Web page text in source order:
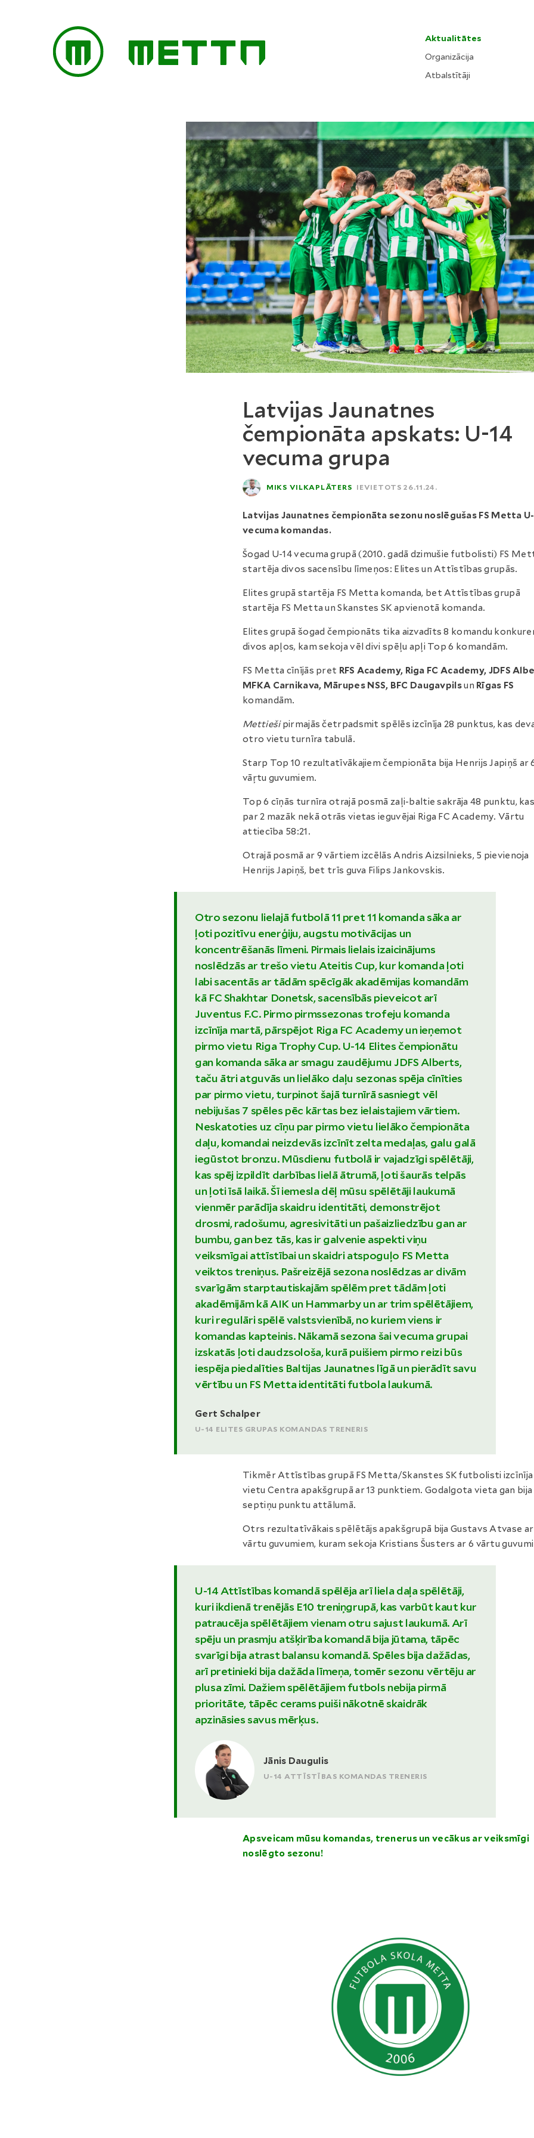
Aktualitātes
Organizācija
Atbalstītāji
Latvijas Jaunatnes
čempionāta apskats: U-14
vecuma grupa
MIKS VILKAPLĀTERS IEVIETOTS 26.11.24.
Latvijas Jaunatnes čempionāta sezonu noslēgušas FS Metta
vecuma komandas.
Šogad U-14 vecuma grupā (2010. gadā dzimušie futbolisti) FS
startēja divos sacensību līmeņos: Elites un Attīstības grupās.
Elites grupā startēja FS Metta komanda, bet Attīstības grupā
startēja FS Metta un Skanstes SK apvienotā komanda.
Elites grupā šogad čempionāts tika aizvadīts 8 komandu
divos apļos, kam sekoja vēl divi spēļu apļi Top 6 komandām.
FS Metta cīnījās pret RFS Academy, Riga FC Academy, JDFS
MFKA Carnikava, Mārupes NSS, BFC Daugavpilsun Rīgas FS
komandām.
Mettiešipirmajās četrpadsmit spēlēs izcīnīja 28 punktus, kas
otro vietu turnīra tabulā.
Starp Top 10 rezultatīvākajiem čempionāta bija Henrijs Japiņš ar
vāŗtu guvumiem.
Top 6 cīņās turnīra otrajā posmā zaļi-baltie sakrāja 48 punktu,
par 2 mazāk nekā otrās vietas ieguvējai Riga FC Academy. Vārtu
attiecība 58:21.
Otrajā posmā ar 9 vārtiem izcēlās Andris Aizsilnieks, 5 pievienoja
Henrijs Japiņš, bet trīs guva Filips Jankovskis.
Otro sezonu lielajā futbolā 11 pret 11 komanda sāka ar
ļoti pozitīvu enerģiju, augstu motivācijas un
koncentrēšanās līmeni. Pirmais lielais izaicinājums
noslēdzās ar trešo vietu Ateitis Cup, kur komanda ļoti
labi sacentās ar tādām spēcīgāk akadēmijas komandām
kā FC Shakhtar Donetsk, sacensībās pieveicot arī
Juventus F.C. Pirmo pirmssezonas trofeju komanda
izcīnīja martā, pārspējot Riga FC Academy un ieņemot
pirmo vietu Riga Trophy Cup. U-14 Elites čempionātu
gan komanda sāka ar smagu zaudējumu JDFS Alberts,
taču ātri atguvās un lielāko daļu sezonas spēja cīnīties
par pirmo vietu, turpinot šajā turnīrā sasniegt vēl
nebijušas 7 spēles pēc kārtas bez ielaistajiem vārtiem.
Neskatoties uz cīņu par pirmo vietu lielāko čempionāta
daļu, komandai neizdevās izcīnīt zelta medaļas, galu galā
iegūstot bronzu. Mūsdienu futbolā ir vajadzīgi spēlētāji,
kas spēj izpildīt darbības lielā ātrumā, ļoti šaurās telpās
un ļoti īsā laikā. Šī iemesla dēļ mūsu spēlētāji laukumā
vienmēr parādīja skaidru identitāti, demonstrējot
drosmi, radošumu, agresivitāti un pašaizliedzību gan ar
bumbu, gan bez tās, kas ir galvenie aspekti viņu
veiksmīgai attīstībai un skaidri atspoguļo FS Metta
veiktos treniņus. Pašreizējā sezona noslēdzas ar divām
svarīgām starptautiskajām spēlēm pret tādām ļoti
akadēmijām kā AIK un Hammarby un ar trim spēlētājiem,
kuri regulāri spēlē valstsvienībā, no kuriem viens ir
komandas kapteinis. Nākamā sezona šai vecuma grupai
izskatās ļoti daudzsološa, kurā puišiem pirmo reizi būs
iespēja piedalīties Baltijas Jaunatnes līgā un pierādīt savu
vērtību un FS Metta identitāti futbola laukumā.
Gert Schalper
U-14 ELITES GRUPAS KOMANDAS TRENERIS
Tikmēr Attīstības grupā FS Metta/Skanstes SK futbolisti izcīnīja
vietu Centra apakšgrupā ar 13 punktiem. Godalgota vieta gan bija
septiņu punktu attālumā.
Otrs rezultatīvākais spēlētājs apakšgrupā bija Gustavs Atvase ar
vārtu guvumiem, kuram sekoja Kristians Šusters ar 6 vārtu
U-14 Attīstības komandā spēlēja arī liela daļa spēlētāji,
kuri ikdienā trenējās E10 treniņgrupā, kas varbūt kaut kur
patraucēja spēlētājiem vienam otru sajust laukumā. Arī
spēju un prasmju atšķirība komandā bija jūtama, tāpēc
svarīgi bija atrast balansu komandā. Spēles bija dažādas,
arī pretinieki bija dažāda līmeņa, tomēr sezonu vērtēju ar
plusa zīmi. Dažiem spēlētājiem futbols nebija pirmā
prioritāte, tāpēc cerams puiši nākotnē skaidrāk
apzināsies savus mērķus.
Jānis Daugulis
U-14 ATTĪSTĪBAS KOMANDAS TRENERIS
Apsveicam mūsu komandas, trenerus un vecākus ar veiksmīgi
noslēgto sezonu!